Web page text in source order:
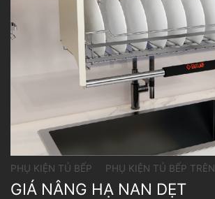
PHỤ KIỆN TỦ BẾP PHỤ KIỆN TỦ BẾP TRÊN
GIÁ NÂNG HẠ NAN DẸT